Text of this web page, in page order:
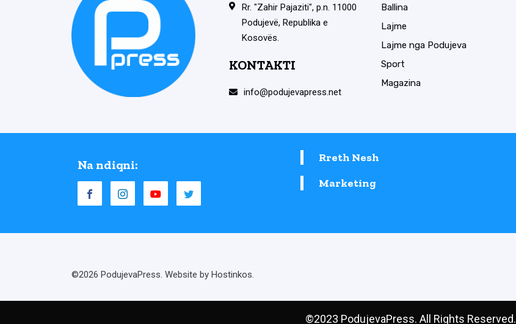
Rr. "Zahir Pajaziti", p.n. 11000
Podujevë, Republika e
Kosovës.
KONTAKTI
info@podujevapress.net
Ballina
Lajme
Lajme nga Podujeva
Sport
Magazina
Na ndiqni:
Rreth Nesh
Marketing
©2026 PodujevaPress. Website by Hostinkos.
©2023 PodujevaPress. All Rights Reserved.